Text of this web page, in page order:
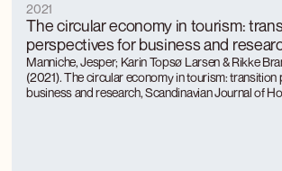
The circular economy in tourism:
perspectives for business and
Scandinavian Journal of Hospitality
2021
Manniche, Jesper; Karin Topsø Larsen & Rikke
(2021). The circular economy in tourism:
business and research, Scandinavian Journal of